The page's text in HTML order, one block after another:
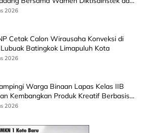
Malaysia
2026
Cetak Calon Wirausaha Konveksi di
Batingkok Limapuluh Kota
2026
Warga Binaan Lapas Kelas IIB
Kembangkan Produk Kreatif Berbasis
2026